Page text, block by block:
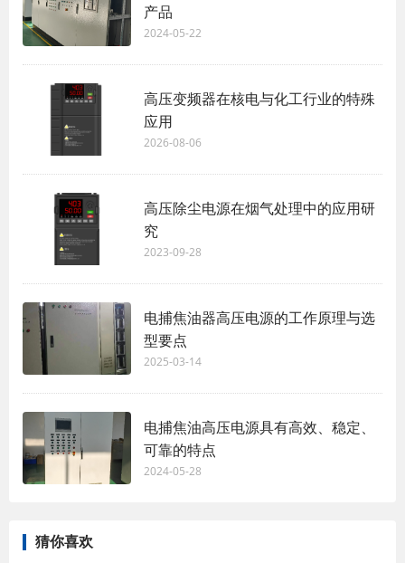
产品
2024-05-22
高压变频器在核电与化工行业的特殊
应用
2026-08-06
高压除尘电源在烟气处理中的应用研
究
2023-09-28
电捕焦油器高压电源的工作原理与选
型要点
2025-03-14
电捕焦油高压电源具有高效、稳定、
可靠的特点
2024-05-28
猜你喜欢